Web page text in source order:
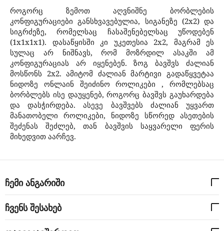
როგორც ზემოთ აღვნიშნე ბორბლების
კონფიგურაციები განსხვავებულია, სიგანეზე (2x2) და
სიგრძეზე, რომელსაც ჩასაშენებელსაც უწოდებენ
(1x1x1x1). დასაწყისში კი უკეთესია 2x2, მაგრამ ეს
სულაც არ ნიშნავს, რომ მოზრდილ ასაკში ამ
კონფიგურაციას არ იყენებენ. ზოგ ბავშვს ძალიან
მოსწონს 2x2. ამიტომ ძალიან მარტივი გადაწყვეტაა
ნიდოზე ონლაინ შეიძინო როლიკები , რომლებსაც
ბორბლებს ისე დაუყენებ, როგორც ბავშვს გაუხარდება
და დასჭირდება. ასევე ბავშვებს ძალიან უყვართ
მანათობელი როლიკები, ნიდოზე სწორედ ასეთების
შეძენას შეძლებ, თან ბავშვის საყვარელი ფერის
მიხედვით აარჩევ.
ჩემი ანგარიში
ჩვენს შესახებ